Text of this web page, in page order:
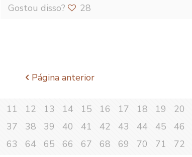
Gostou disso? 28
Página anterior
11 12 13 14 15 16 17 18 19 20
37 38 39 40 41 42 43 44 45 46
63 64 65 66 67 68 69 70 71 72